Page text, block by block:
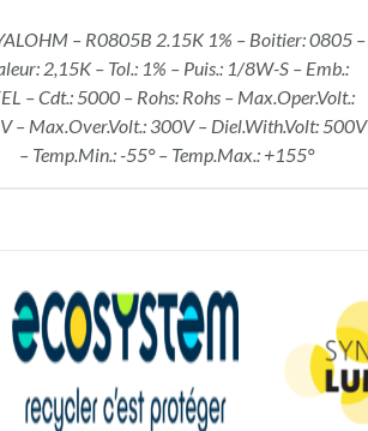
– R0805B 2.15K 1% – Boitier: 0805 –
2,15K – Tol.: 1% – Puis.: 1/8W-S – Emb.:
– Cdt.: 5000 – Rohs: Rohs – Max.Oper.Volt.:
– Max.Over.Volt.: 300V – Diel.With.Volt: 500V
– Temp.Min.: -55° – Temp.Max.: +155°